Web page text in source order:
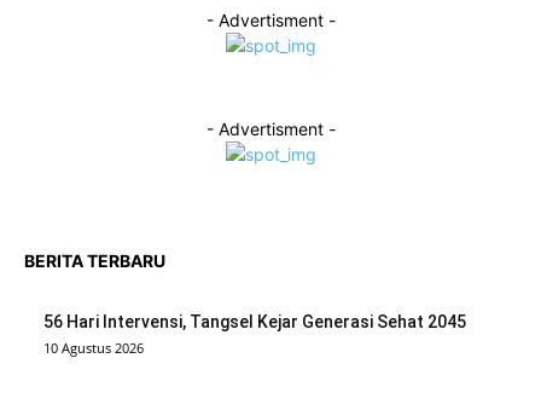
- Advertisment -
- Advertisment -
BERITA TERBARU
56 Hari Intervensi, Tangsel Kejar Generasi Sehat 2045
10 Agustus 2026